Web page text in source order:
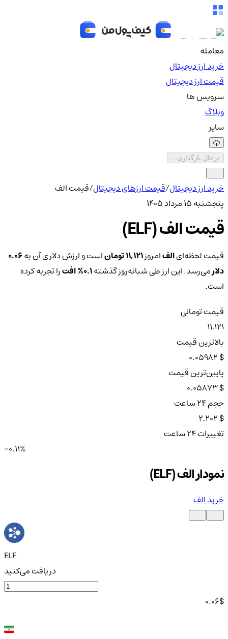
معامله
خرید ارز دیجیتال
قیمت ارز دیجیتال
سرویس ها
وبلاگ
سایر
درحال بارگذاری...
خرید ارز دیجیتال/قیمت ارزهای دیجیتال/قیمت الف
پنجشنبه ۱۵ مرداد ۱۴۰۵
قیمت الف (ELF)
قیمت لحظه‌ایالفامروز11,121 تومان است و ارزش دلاری آن به0.06
دلارمی‌رسد. این ارز طی شبانه‌روز گذشته0.1% افترا تجربه کرده
است.
قیمت تومانی
11,121
بالاترین قیمت
$ 0.05982
پایین‌ترین قیمت
$ 0.05873
حجم ۲۴ ساعت
$ 2,202
تغییرات ۲۴ ساعت
-0.11%
نمودار الف (ELF)
خرید الف
ELF
دریافت می‌کنید
0.06$